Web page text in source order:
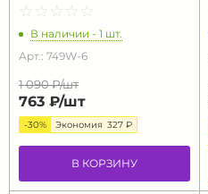
☆ ☆ ☆ ☆ ☆
★ ★ ★ ★ ★
В наличии - 1 шт.
Арт.: 749W-6
1 090 ₽/шт
763 ₽/шт
-30% Экономия 327 ₽
В КОРЗИНУ